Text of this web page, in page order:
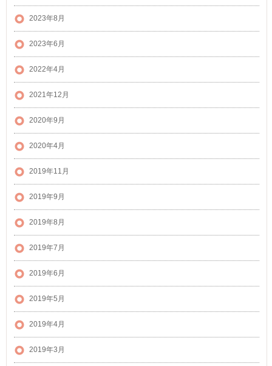
2023年8月
2023年6月
2022年4月
2021年12月
2020年9月
2020年4月
2019年11月
2019年9月
2019年8月
2019年7月
2019年6月
2019年5月
2019年4月
2019年3月